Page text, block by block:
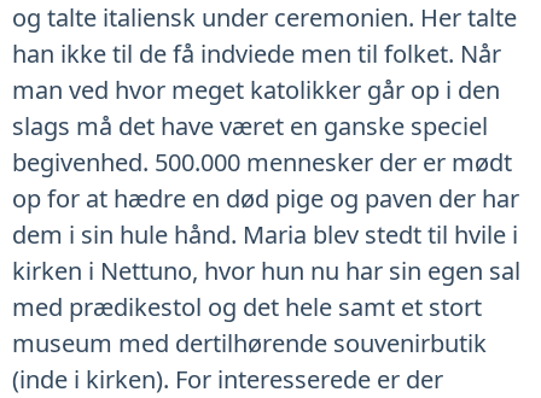
og talte italiensk under ceremonien. Her talte
han ikke til de få indviede men til folket. Når
man ved hvor meget katolikker går op i den
slags må det have været en ganske speciel
begivenhed. 500.000 mennesker der er mødt
op for at hædre en død pige og paven der har
dem i sin hule hånd. Maria blev stedt til hvile i
kirken i Nettuno, hvor hun nu har sin egen sal
med prædikestol og det hele samt et stort
museum med dertilhørende souvenirbutik
(inde i kirken). For interesserede er der